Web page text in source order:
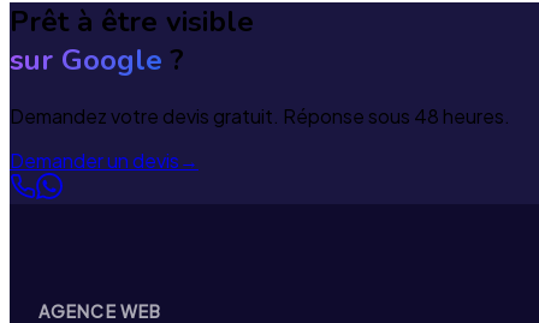
Prêt à être visible
sur Google ?
Demandez votre devis gratuit. Réponse sous 48 heures.
Demander un devis→
AGENCE WEB